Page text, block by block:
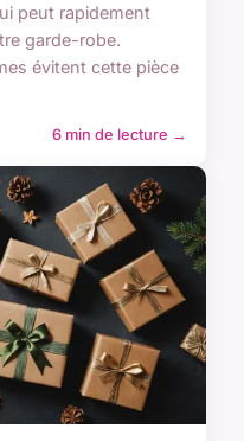
peut rapidement
garde-robe.
évitent cette pièce
6 min de lecture →